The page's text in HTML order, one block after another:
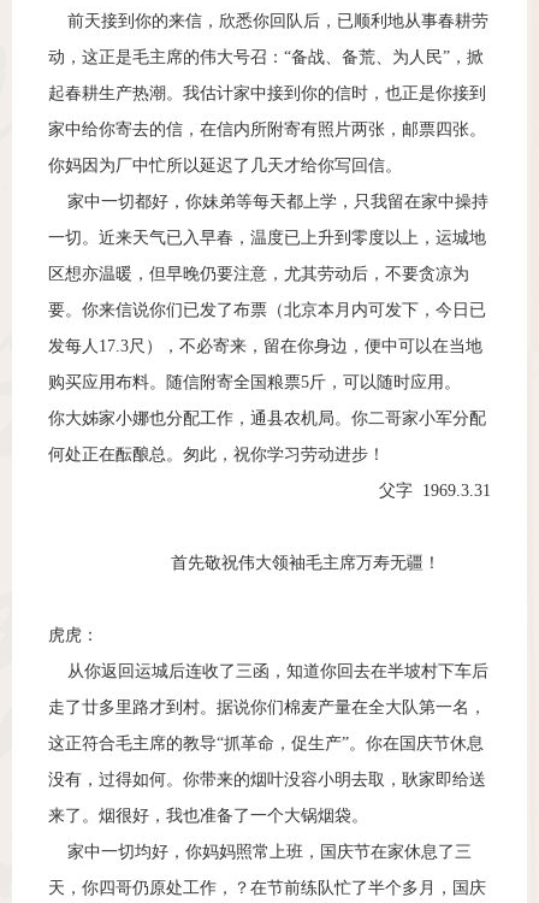
前天接到你的来信，欣悉你回队后，已顺利地从事春耕劳
动，这正是毛主席的伟大号召：“备战、备荒、为人民”，掀
起春耕生产热潮。我估计家中接到你的信时，也正是你接到
家中给你寄去的信，在信内所附寄有照片两张，邮票四张。
你妈因为厂中忙所以延迟了几天才给你写回信。
家中一切都好，你妹弟等每天都上学，只我留在家中操持
一切。近来天气已入早春，温度已上升到零度以上，运城地
区想亦温暖，但早晚仍要注意，尤其劳动后，不要贪凉为
要。你来信说你们已发了布票（北京本月内可发下，今日已
发每人17.3尺），不必寄来，留在你身边，便中可以在当地
购买应用布料。随信附寄全国粮票5斤，可以随时应用。
你大姊家小娜也分配工作，通县农机局。你二哥家小军分配
何处正在酝酿总。匆此，祝你学习劳动进步！
父字 1969.3.31
首先敬祝伟大领袖毛主席万寿无疆！
虎虎：
从你返回运城后连收了三函，知道你回去在半坡村下车后
走了廿多里路才到村。据说你们棉麦产量在全大队第一名，
这正符合毛主席的教导“抓革命，促生产”。你在国庆节休息
没有，过得如何。你带来的烟叶没容小明去取，耿家即给送
来了。烟很好，我也准备了一个大锅烟袋。
家中一切均好，你妈妈照常上班，国庆节在家休息了三
天，你四哥仍原处工作，？在节前练队忙了半个多月，国庆